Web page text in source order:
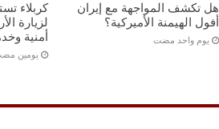
هل تكشف المواجهة مع إيران
أفول الهيمنة الأميركية؟
‏يوم واحد مضت
كربلاء
لزيارة
أمنية
‏يومين